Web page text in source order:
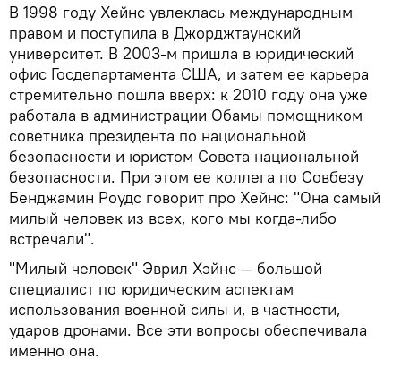
В 1998 году Хейнс увлеклась международным
правом и поступила в Джорджтаунский
университет. В 2003-м пришла в юридический
офис Госдепартамента США, и затем ее карьера
стремительно пошла вверх: к 2010 году она уже
работала в администрации Обамы помощником
советника президента по национальной
безопасности и юристом Совета национальной
безопасности. При этом ее коллега по Совбезу
Бенджамин Роудс говорит про Хейнс: "Она самый
милый человек из всех, кого мы когда-либо
встречали".
"Милый человек" Эврил Хэйнс — большой
специалист по юридическим аспектам
использования военной силы и, в частности,
ударов дронами. Все эти вопросы обеспечивала
именно она.